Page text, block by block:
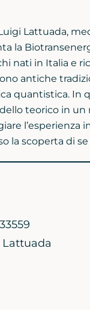
Lattuada,
la
nati in Italia e
antiche
quantistica. In
teorico in
l’esperienza
la scoperta di se